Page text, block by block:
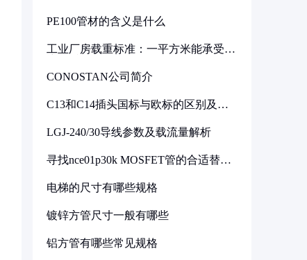
PE100管材的含义是什么
工业厂房载重标准：一平方米能承受多
CONOSTAN公司简介
C13和C14插头国标与欧标的区别及其
LGJ-240/30导线参数及载流量解析
寻找nce01p30k MOSFET管的合适替代
电梯的尺寸有哪些规格
镀锌方管尺寸一般有哪些
铝方管有哪些常见规格